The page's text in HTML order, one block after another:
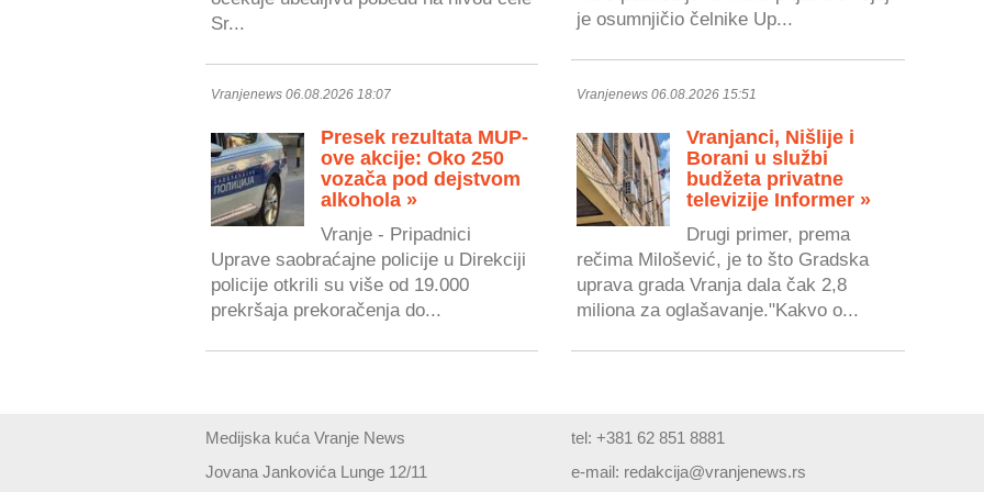
Sr...
je osumnjičio čelnike Up...
Vranjenews 06.08.2026 18:07
Presek rezultata MUP-
ove akcije: Oko 250
vozača pod dejstvom
alkohola »
Vranje - Pripadnici
Uprave saobraćajne policije u Direkciji
policije otkrili su više od 19.000
prekršaja prekoračenja do...
Vranjenews 06.08.2026 15:51
Vranjanci, Nišlije i
Borani u službi
budžeta privatne
televizije Informer »
Drugi primer, prema
rečima Milošević, je to što Gradska
uprava grada Vranja dala čak 2,8
miliona za oglašavanje."Kakvo o...
Medijska kuća Vranje News
Jovana Jankovića Lunge 12/11
tel: +381 62 851 8881
e-mail: redakcija@vranjenews.rs